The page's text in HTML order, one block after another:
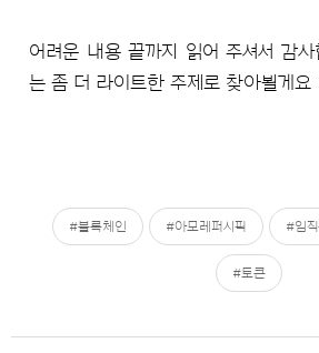
어려운 내용 끝까지 읽어 주셔서 감사
는 좀 더 라이트한 주제로 찾아뵐게요
#블록체인 #아모레퍼시픽 #임
#토큰